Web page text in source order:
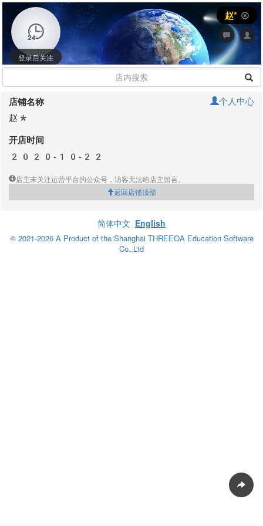
登录后关注
赵*
店铺名称 个人中心
赵*
开店时间
2020-10-22
店主未关注运营平台的公众号，访客无法给店主留言。
返回店铺顶部
简体中文 English
© 2021-2026 A Product of the Shanghai THREEOA Education Software
Co.,Ltd